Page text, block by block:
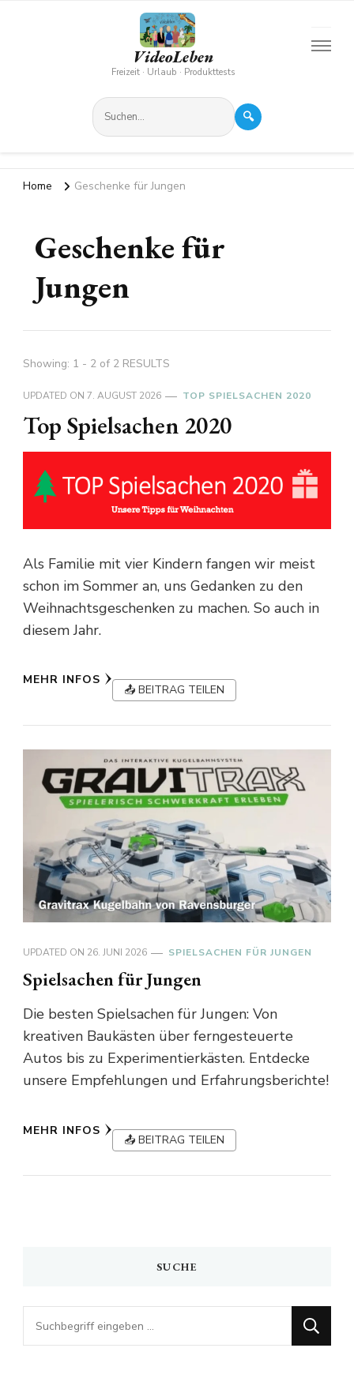
VideoLeben
Freizeit · Urlaub · Produkttests
🔍
Home Geschenke für Jungen
Geschenke für
Jungen
Showing: 1 - 2 of 2 RESULTS
UPDATED ON 7. AUGUST 2026 TOP SPIELSACHEN 2020
Top Spielsachen 2020
Als Familie mit vier Kindern fangen wir meist
schon im Sommer an, uns Gedanken zu den
Weihnachtsgeschenken zu machen. So auch in
diesem Jahr.
MEHR INFOS
📤 BEITRAG TEILEN
UPDATED ON 26. JUNI 2026 SPIELSACHEN FÜR JUNGEN
Spielsachen für Jungen
Die besten Spielsachen für Jungen: Von
kreativen Baukästen über ferngesteuerte
Autos bis zu Experimentierkästen. Entdecke
unsere Empfehlungen und Erfahrungsberichte!
MEHR INFOS
📤 BEITRAG TEILEN
SUCHE
Looking
for